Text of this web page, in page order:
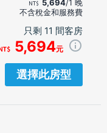
5,694/1 晚
不含稅金和服務費
只剩 11 間客房
5,694元
選擇此房型